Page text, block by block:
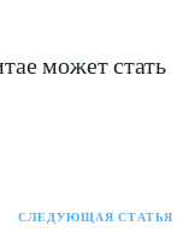
может стать
СЛЕДУЮЩАЯ СТАТЬЯ